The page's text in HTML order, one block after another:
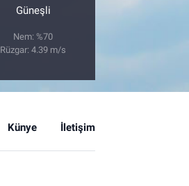
Güneşli
Nem: %70
Rüzgar: 4.39 m/s
Künye İletişim